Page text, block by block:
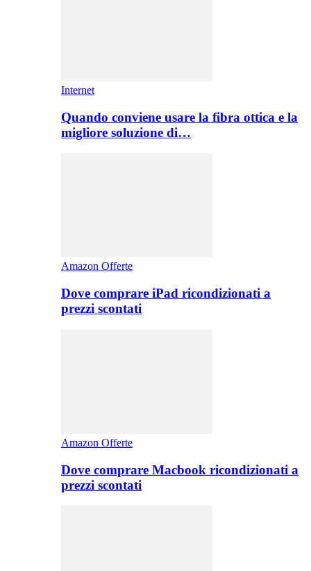
Internet
Quando conviene usare la fibra ottica e la
migliore soluzione di…
Amazon Offerte
Dove comprare iPad ricondizionati a
prezzi scontati
Amazon Offerte
Dove comprare Macbook ricondizionati a
prezzi scontati